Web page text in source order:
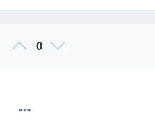
0